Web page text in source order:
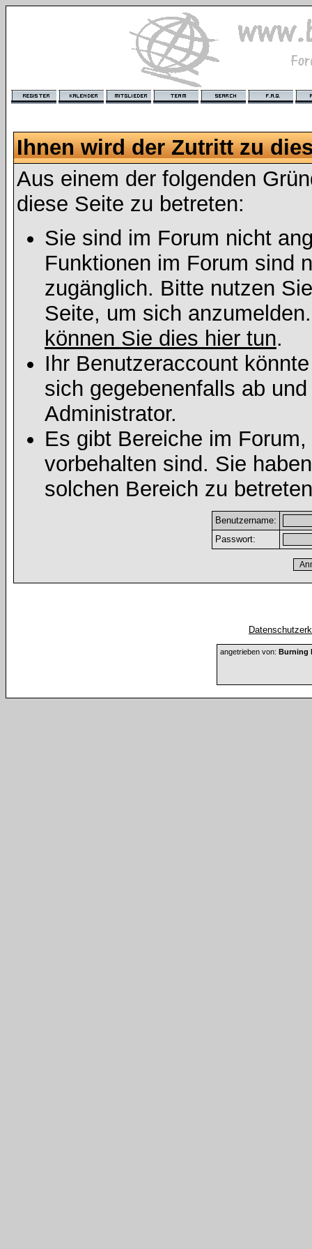
Ihnen wird der Zutritt zu
Aus einem der folgenden
diese Seite zu betreten:
Sie sind im Forum nicht
Funktionen im Forum sind
zugänglich. Bitte nutzen
Seite, um sich
können Sie dies hier tun.
Ihr Benutzeraccount
sich gegebenenfalls ab
Administrator.
Es gibt Bereiche im
vorbehalten sind. Sie
solchen Bereich zu
Benutzername:
Passwort:
angetrieben von: Burning